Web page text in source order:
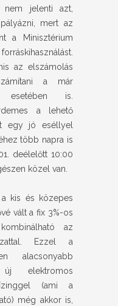
nem jelenti azt,
mert az
a Minisztérium
az elszámolás
a már
esetében is.
a lehető
egy jó eséllyel
több napra is
deélelőtt 10:00
közel van.
kis és közepes
vált a fix 3%-os
az
Ezzel a
alacsonyabb
elektromos
(ami a
még akkor is,